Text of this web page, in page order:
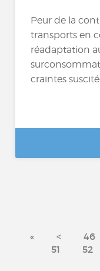
Peur de la
transports en
réadaptation
craintes
« < 46
51
52